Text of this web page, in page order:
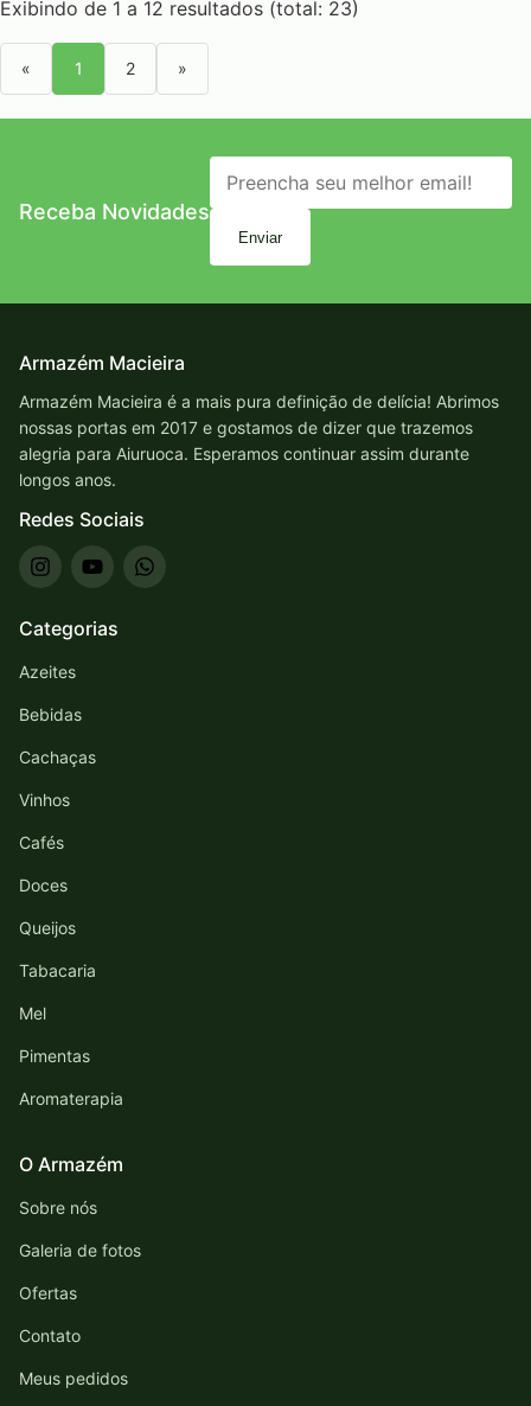
Exibindo de 1 a 12 resultados (total: 23)
« 1 2 »
Receba Novidades
Enviar
Armazém Macieira
Armazém Macieira é a mais pura definição de delícia! Abrimos
nossas portas em 2017 e gostamos de dizer que trazemos
alegria para Aiuruoca. Esperamos continuar assim durante
longos anos.
Redes Sociais
Categorias
Azeites
Bebidas
Cachaças
Vinhos
Cafés
Doces
Queijos
Tabacaria
Mel
Pimentas
Aromaterapia
O Armazém
Sobre nós
Galeria de fotos
Ofertas
Contato
Meus pedidos